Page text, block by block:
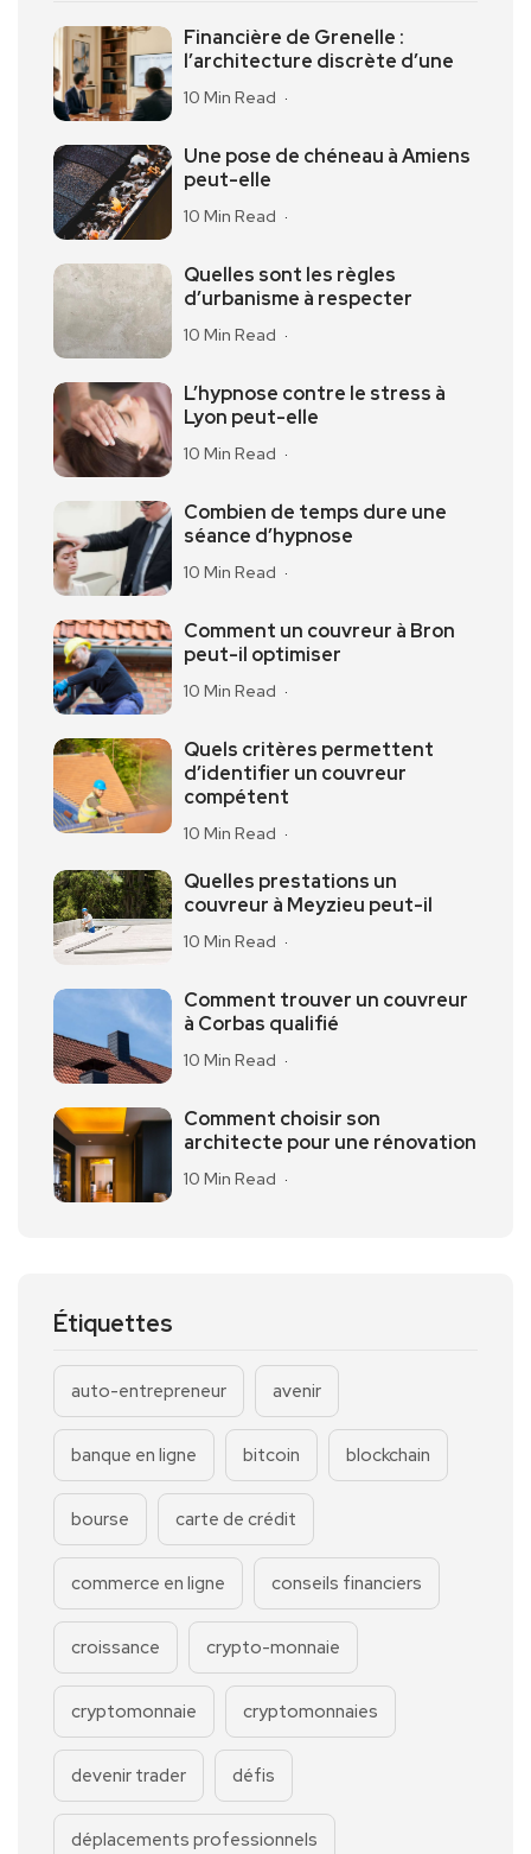
Financière de Grenelle :
l’architecture discrète d’une
10 Min Read
Une pose de chéneau à Amiens
peut-elle
10 Min Read
Quelles sont les règles
d’urbanisme à respecter
10 Min Read
L’hypnose contre le stress à
Lyon peut-elle
10 Min Read
Combien de temps dure une
séance d’hypnose
10 Min Read
Comment un couvreur à Bron
peut-il optimiser
10 Min Read
Quels critères permettent
d’identifier un couvreur
compétent
10 Min Read
Quelles prestations un
couvreur à Meyzieu peut-il
10 Min Read
Comment trouver un couvreur
à Corbas qualifié
10 Min Read
Comment choisir son
architecte pour une rénovation
10 Min Read
Étiquettes
auto-entrepreneur avenir
banque en ligne bitcoin blockchain
bourse carte de crédit
commerce en ligne conseils financiers
croissance crypto-monnaie
cryptomonnaie cryptomonnaies
devenir trader défis
déplacements professionnels